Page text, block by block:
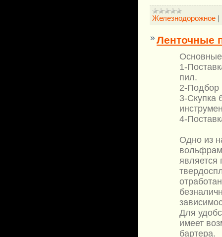
Железнодорожное |
Ленточные
1-
пил.
2-Подбор
3-Скупка
4-
Одно из
является
Для
имеет
бартера.